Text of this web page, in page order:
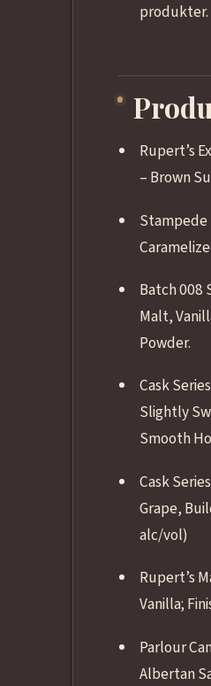
produkter.
Rupert’s
– Brown
Stampede
Batch 008
Malt,
Powder.
Cask
Slightly
Smooth
Cask
Grape,
alc/vol)
Rupert’s
Vanilla;
Parlour
Albertan